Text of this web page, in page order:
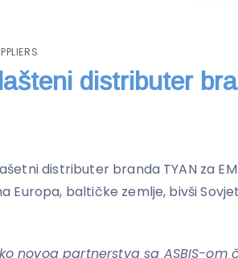
distributer
distributer branda TYAN za
Europa, baltičke zemlje, bivši
novog partnerstva sa ASBIS-om